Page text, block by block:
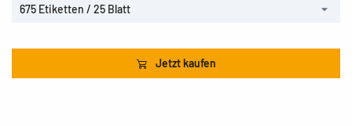
675 Etiketten / 25 Blatt
Jetzt kaufen